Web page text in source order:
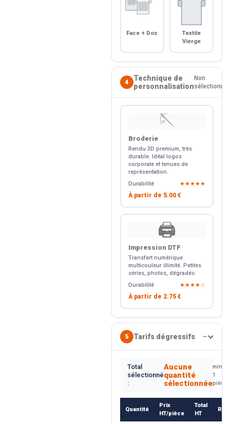
Face + Dos
Textile
Vierge
4
Technique de
personnalisation
Non
sélectionné
🪡
Broderie
Rendu 3D premium, très
durable. Idéal logos
corporate et tenues de
représentation.
Durabilité
★★★★★
À partir de 5.00 €
🖨️
Impression DTF
Transfert numérique
multicouleur illimité. Petites
séries, photos, dégradés.
Durabilité
★★★★☆
À partir de 2.75 €
5 Tarifs dégressifs —
Total
sélectionné
:
Aucune
quantité
sélectionnée
min.
1
pièce
Quantité
Prix
HT/pièce
Total
HT